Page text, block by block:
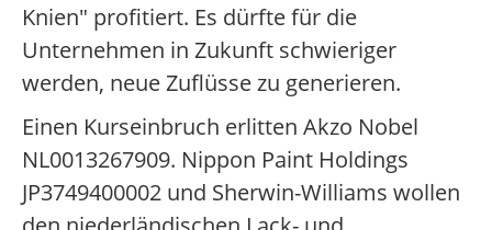
Knien" profitiert. Es dürfte für die
Unternehmen in Zukunft schwieriger
werden, neue Zuflüsse zu generieren.
Einen Kurseinbruch erlitten Akzo Nobel
NL0013267909. Nippon Paint Holdings
JP3749400002 und Sherwin-Williams wollen